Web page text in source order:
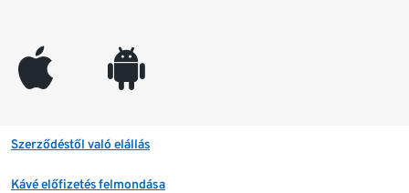
appleinc android
Szerződéstől való elállás
Kávé előfizetés felmondása